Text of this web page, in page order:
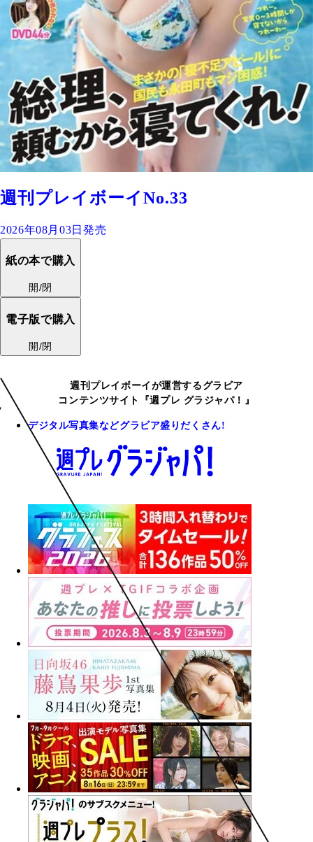
週刊プレイボーイNo.33
2026年08月03日発売
紙の本で購入
開/閉
電子版で購入
開/閉
週刊プレイボーイが運営するグラビア
コンテンツサイト『週プレ グラジャパ！』
デジタル写真集などグラビア盛りだくさん!